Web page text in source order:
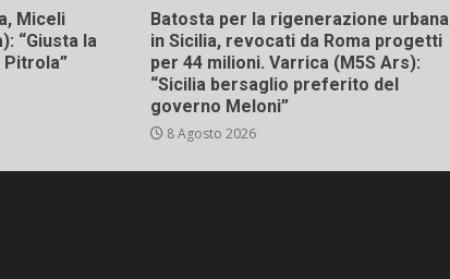
Miceli
“Giusta la
Pitrola”
Batosta per la rigenerazione urbana
in Sicilia, revocati da Roma progetti
per 44 milioni. Varrica (M5S Ars):
“Sicilia bersaglio preferito del
governo Meloni”
8 Agosto 2026